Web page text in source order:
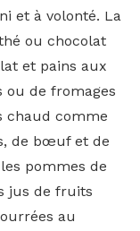
et à volonté. La
ou chocolat
et pains aux
ou de fromages
chaud comme
de bœuf et de
pommes de
jus de fruits
au